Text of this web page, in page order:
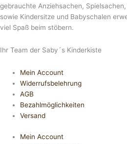
gebrauchte Anziehsachen,
sowie Kindersitze und Babyschalen
viel Spaß beim stöbern.
Ihr Team der Saby´s Kinderkiste
Mein Account
Widerrufsbelehrung
AGB
Bezahlmöglichkeiten
Versand
Mein Account